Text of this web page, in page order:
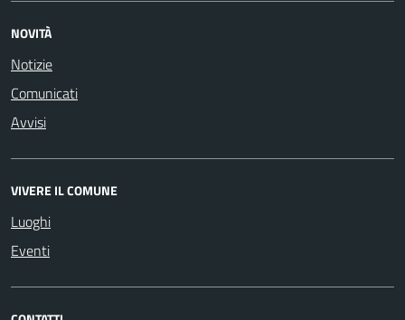
NOVITÀ
Notizie
Comunicati
Avvisi
VIVERE IL COMUNE
Luoghi
Eventi